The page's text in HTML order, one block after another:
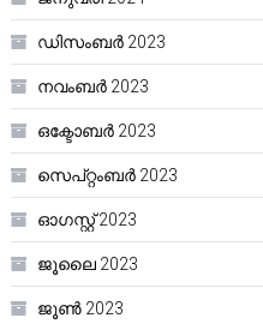
ഡിസംബർ 2023
നവംബർ 2023
ഒക്ടോബർ 2023
സെപ്റ്റംബർ 2023
ഓഗസ്റ്റ്‌ 2023
ജൂലൈ 2023
ജൂൺ 2023